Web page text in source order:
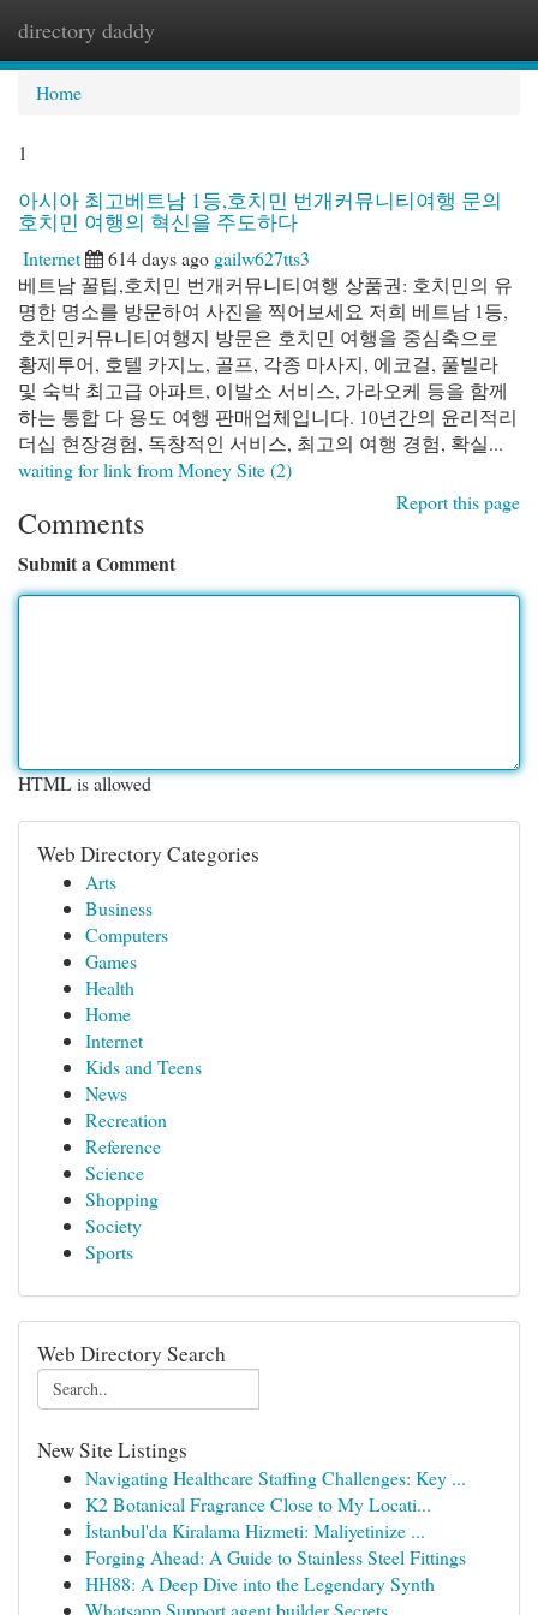
directory daddy
Home
1
아시아 최고베트남 1등,호치민 번개커뮤니티여행 문의
호치민 여행의 혁신을 주도하다
Internet 614 days ago gailw627tts3
베트남 꿀팁,호치민 번개커뮤니티여행 상품권: 호치민의 유
명한 명소를 방문하여 사진을 찍어보세요 저희 베트남 1등,
호치민커뮤니티여행지 방문은 호치민 여행을 중심축으로
황제투어, 호텔 카지노, 골프, 각종 마사지, 에코걸, 풀빌라
및 숙박 최고급 아파트, 이발소 서비스, 가라오케 등을 함께
하는 통합 다 용도 여행 판매업체입니다. 10년간의 윤리적리
더십 현장경험, 독창적인 서비스, 최고의 여행 경험, 확실...
waiting for link from Money Site (2)
Report this page
Comments
Submit a Comment
HTML is allowed
Web Directory Categories
Arts
Business
Computers
Games
Health
Home
Internet
Kids and Teens
News
Recreation
Reference
Science
Shopping
Society
Sports
Web Directory Search
New Site Listings
Navigating Healthcare Staffing Challenges: Key ...
K2 Botanical Fragrance Close to My Locati...
İstanbul'da Kiralama Hizmeti: Maliyetinize ...
Forging Ahead: A Guide to Stainless Steel Fittings
HH88: A Deep Dive into the Legendary Synth
Whatsapp Support agent builder Secrets